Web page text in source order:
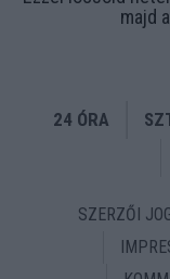
majd
24 ÓRA
SZERZŐI